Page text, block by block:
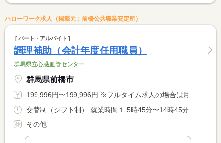
ハローワーク求人（掲載元：前橋公共職業安定所）
パート・アルバイト
調理補助（会計年度任用職員）
群馬県立心臓血管センター
群馬県前橋市
199,996円〜199,996円 ※フルタイム求人の場合は月額（換算額）、パート求人の場合は時間額を表示しています。
その他